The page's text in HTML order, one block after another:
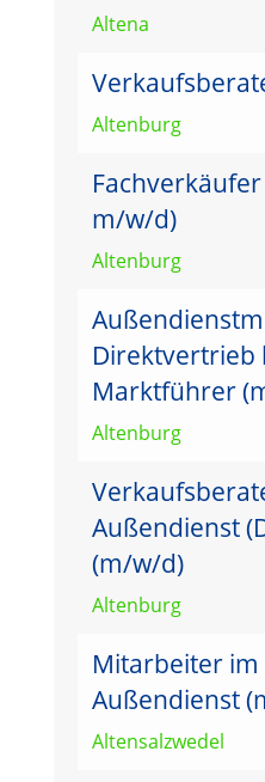
Altena
Altenburg
m/w/d)
Altenburg
Direktvertrieb
Marktführer
Altenburg
Außendienst
(m/w/d)
Altenburg
Mitarbeiter
Außendienst
Altensalzwedel